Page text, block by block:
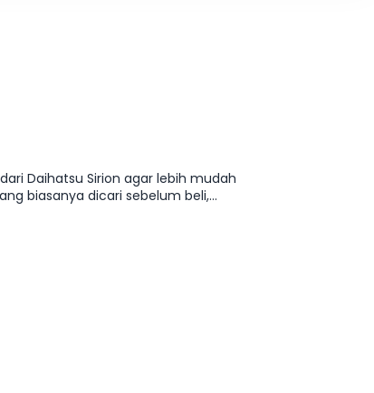
Daihatsu Sirion agar lebih mudah
biasanya dicari sebelum beli,